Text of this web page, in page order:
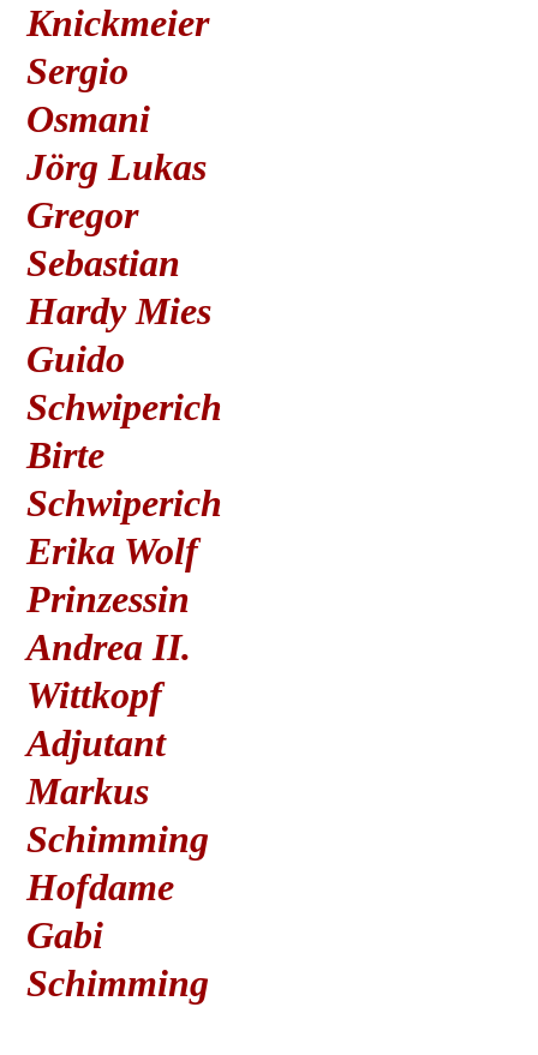
Knickmeier
Sergio
Osmani
Jörg Lukas
Gregor
Sebastian
Hardy Mies
Guido
Schwiperich
Birte
Schwiperich
Erika Wolf
Prinzessin
Andrea II.
Wittkopf
Adjutant
Markus
Schimming
Hofdame
Gabi
Schimming